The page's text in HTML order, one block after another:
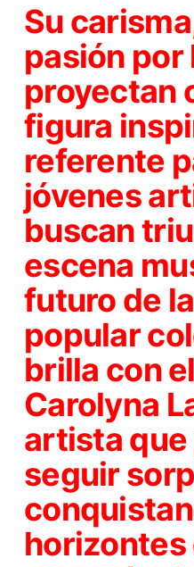
Su
pasión por
proyectan
figura
referente
jóvenes
buscan
escena
futuro de
popular
brilla con
Carolyna
artista
seguir
horizontes